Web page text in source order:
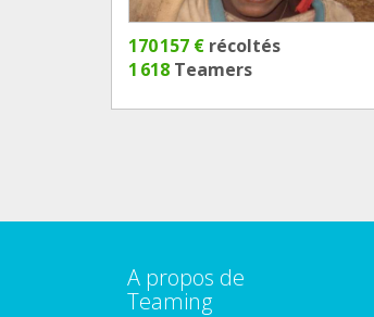
170 157 € récoltés
1 618 Teamers
A propos de
Teaming